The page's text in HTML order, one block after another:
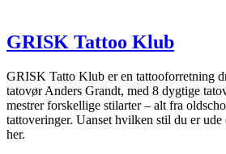
GRISK Tattoo Klub
GRISK Tatto Klub er en tattooforretning
tatovør Anders Grandt, med 8 dygtige
mestrer forskellige stilarter – alt fra
tattoveringer. Uanset hvilken stil du er
her.